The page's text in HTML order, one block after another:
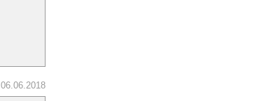
06.06.2018